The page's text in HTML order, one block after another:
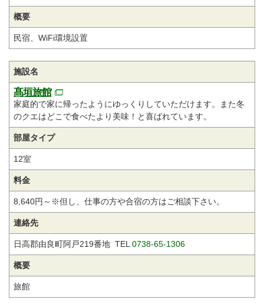
概要
民宿、WiFi環境設置
施設名
髙垣旅館
家庭的で家に帰ったようにゆっくりしていただけます。また冬
のクエはどこで食べたより美味！と喜ばれています。
部屋タイプ
12室
料金
8,640円～※但し、仕事の方や合宿の方はご相談下さい。
連絡先
日高郡由良町阿戸219番地 TEL 0738-65-1306
概要
旅館